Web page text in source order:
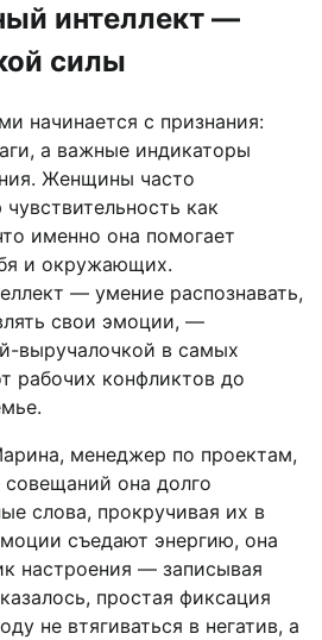
интеллект —
силы
начинается с признания:
а важные индикаторы
Женщины часто
как
именно она помогает
и окружающих.
— умение распознавать,
свои эмоции, —
выручалочкой в самых
рабочих конфликтов до
менеджер по проектам,
совещаний она долго
слова, прокручивая их в
съедают энергию, она
настроения — записывая
простая фиксация
не втягиваться в негатив, а